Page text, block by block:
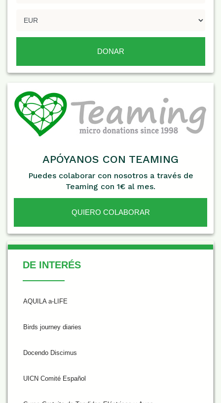
APÓYANOS CON TEAMING
Puedes colaborar con nosotros a través de
Teaming con 1€ al mes.
QUIERO COLABORAR
De Interés
DE INTERÉS
AQUILA a-LIFE
Birds journey diaries
Docendo Discimus
UICN Comité Español